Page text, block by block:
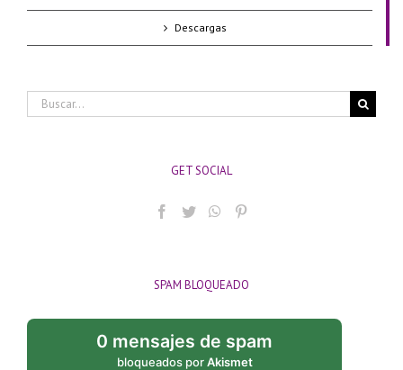
Descargas
Buscar:
GET SOCIAL
SPAM BLOQUEADO
0 mensajes de spam
bloqueados porAkismet